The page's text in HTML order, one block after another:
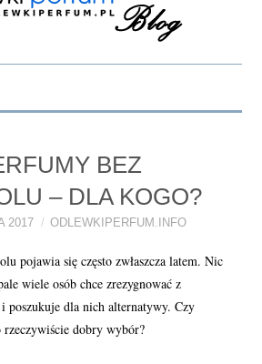
BEZ
– DLA KOGO?
2017 ODLEWKIPERFUM.INFO
pojawia się często zwłaszcza latem. Nic
wiele osób chce zrezygnować z
poszukuje dla nich alternatywy. Czy
dobry wybór?